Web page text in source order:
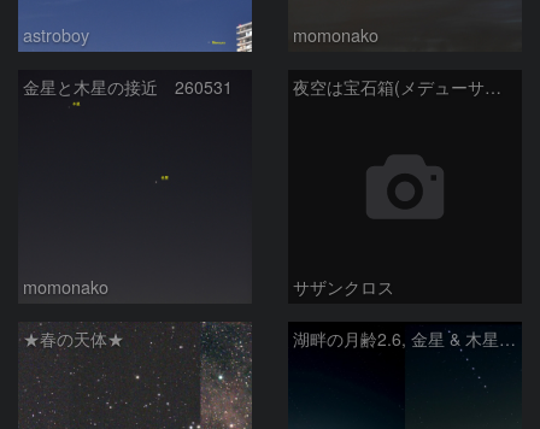
astroboy momonako
金星と木星の接近 260531
momonako
夜空は宝石箱(メデューサ星雲 SH2-274) Seestar50
サザンクロス
★春の天体★ 湖畔の月齢2.6, 金星 & 木星 - Ⅲ